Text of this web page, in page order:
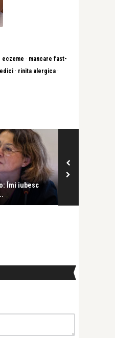
eczeme · mancare fast-
· rinita alergica ·
Îmi iubesc